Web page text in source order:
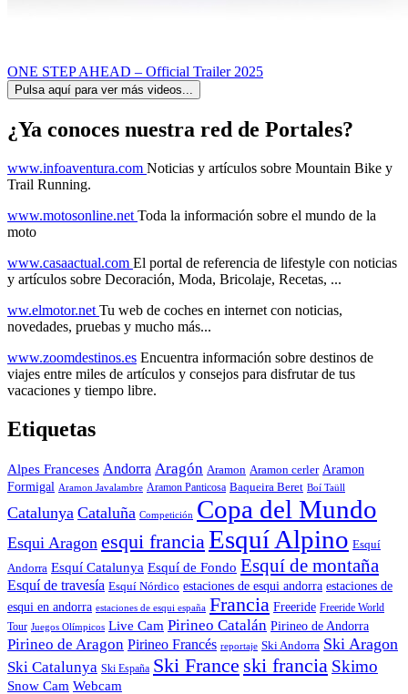
ONE STEP AHEAD – Official Trailer 2025
Pulsa aquí para ver más videos...
¿Ya conoces nuestra red de Portales?
www.infoaventura.com Noticias y artículos sobre Mountain Bike y
Trail Running.
www.motosonline.net Toda la información sobre el mundo de la
moto
www.casaactual.com El portal de referencia de lifestyle con noticias
y artículos sobre Decoración, Moda, Bricolaje, Recetas, ...
ww.elmotor.net Tu web de coches en internet con noticias,
novedades, pruebas y mucho más...
www.zoomdestinos.es Encuentra información sobre destinos de
viajes entre miles de artículos y consejos para disfrutar de tus
vacaciones y tiempo libre.
Etiquetas
Alpes Franceses Andorra Aragón Aramon Aramon cerler Aramon
Formigal Aramon Javalambre Aramon Panticosa Baqueira Beret Boí Taüll
Catalunya Cataluña Competición Copa del Mundo
Esqui Aragon esqui francia Esquí Alpino Esquí
Andorra Esquí Catalunya Esquí de Fondo Esquí de montaña
Esquí de travesía Esquí Nórdico estaciones de esqui andorra estaciones de
esqui en andorra estaciones de esqui españa Francia Freeride Freeride World
Tour Juegos Olímpicos Live Cam Pirineo Catalán Pirineo de Andorra
Pirineo de Aragon Pirineo Francés reportaje Ski Andorra Ski Aragon
Ski Catalunya Ski España Ski France ski francia Skimo
Snow Cam Webcam